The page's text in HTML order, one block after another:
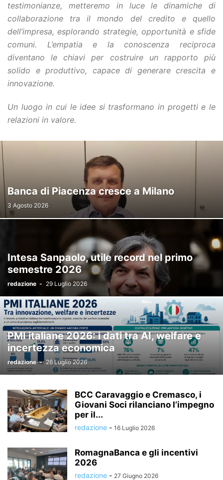
testimonianze, metteremo in luce le dinamiche di
collaborazione tra il mondo del credito e quello
dell’impresa, esplorando strategie, opportunità e sfide
comuni. L’empatia e la conoscenza reciproca
diventano le chiavi per costruire un rapporto più
solido e produttivo, capace di generare crescita e
innovazione.
Un luogo in cui le idee si trasformano in progetti e le
relazioni in valore.
Banca di Piacenza cresce a Milano
3 Agosto 2026
Intesa Sanpaolo, utile record nel primo
semestre 2026
redazione - 29 Luglio 2026
PMI italiane 2026: i dati tra AI, welfare e
incertezza economica
redazione - 26 Luglio 2026
BCC Caravaggio e Cremasco, i
Giovani Soci rilanciano l’impegno
per il...
redazione - 16 Luglio 2026
RomagnaBanca e gli incentivi
2026
redazione - 27 Giugno 2026